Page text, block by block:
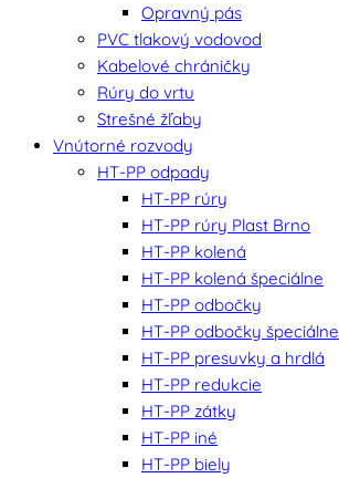
Opravný pás
PVC tlakový vodovod
Kabelové chráničky
Rúry do vrtu
Strešné žľaby
Vnútorné rozvody
HT-PP odpady
HT-PP rúry
HT-PP rúry Plast Brno
HT-PP kolená
HT-PP kolená špeciálne
HT-PP odbočky
HT-PP odbočky špeciálne
HT-PP presuvky a hrdlá
HT-PP redukcie
HT-PP zátky
HT-PP iné
HT-PP biely